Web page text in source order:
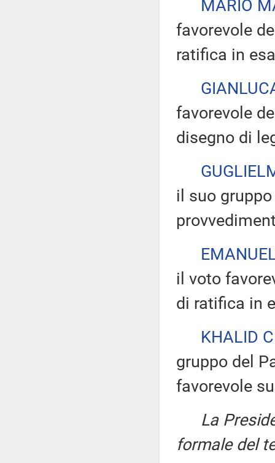
MARIO
favorevole
ratifica in
favorevole
disegno di
il suo
il voto
di ratifica in
KHALID
gruppo del
favorevole
La
formale del